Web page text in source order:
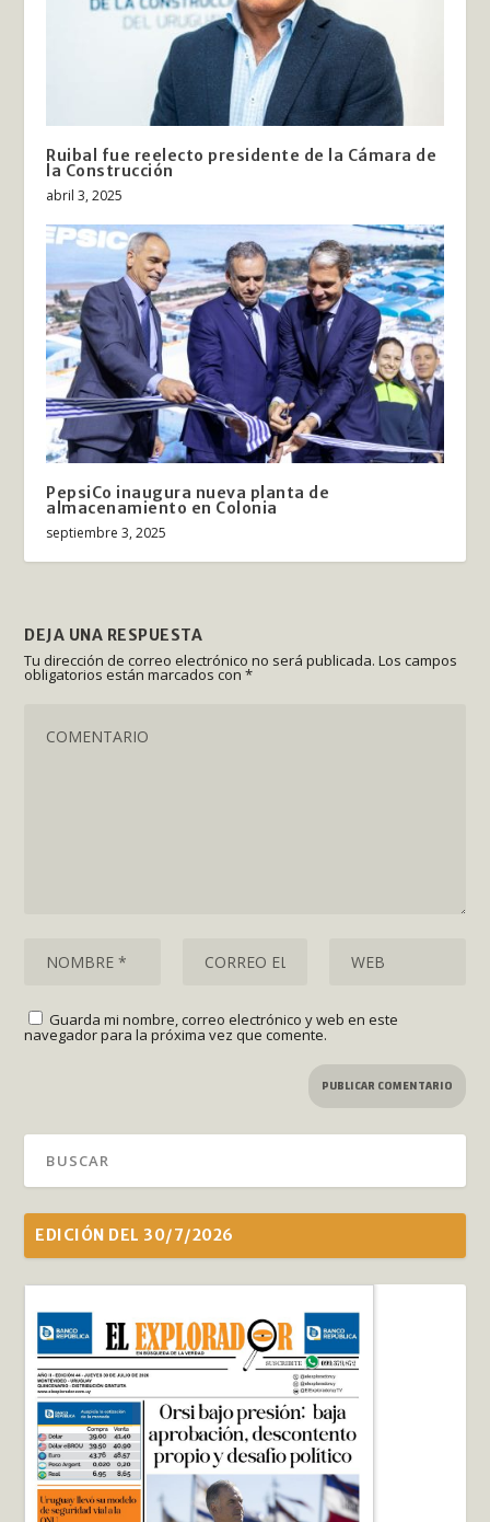
Ruibal fue reelecto presidente de la Cámara de
la Construcción
abril 3, 2025
PepsiCo inaugura nueva planta de
almacenamiento en Colonia
septiembre 3, 2025
DEJA UNA RESPUESTA
Tu dirección de correo electrónico no será publicada. Los campos
obligatorios están marcados con*
Guarda mi nombre, correo electrónico y web en este
navegador para la próxima vez que comente.
EDICIÓN DEL 30/7/2026